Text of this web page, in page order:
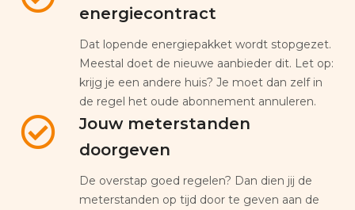
energiecontract
Dat lopende energiepakket wordt stopgezet.
Meestal doet de nieuwe aanbieder dit. Let op:
krijg je een andere huis? Je moet dan zelf in
de regel het oude abonnement annuleren.
Jouw meterstanden
doorgeven
De overstap goed regelen? Dan dien jij de
meterstanden op tijd door te geven aan de